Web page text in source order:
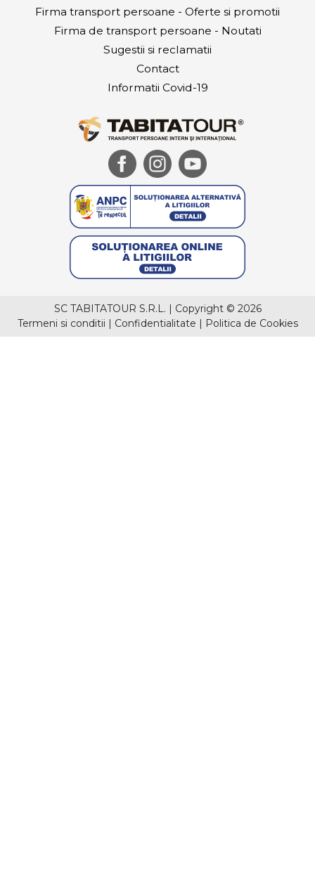
Firma transport persoane - Oferte si promotii
Firma de transport persoane - Noutati
Sugestii si reclamatii
Contact
Informatii Covid-19
SC TABITATOUR S.R.L. | Copyright © 2026
Termeni si conditii | Confidentialitate | Politica de Cookies